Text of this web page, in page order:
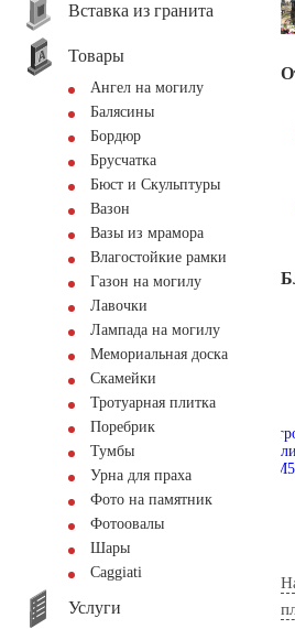
Вставка из гранита
Товары
Ангел на могилу
Балясины
Бордюр
Брусчатка
Бюст и Скульптуры
Вазон
Вазы из мрамора
Влагостойкие рамки
Газон на могилу
Лавочки
Лампада на могилу
Мемориальная доска
Скамейки
Тротуарная плитка
Поребрик
Тумбы
Урна для праха
Фото на памятник
Фотоовалы
Шары
Сaggiati
Услуги